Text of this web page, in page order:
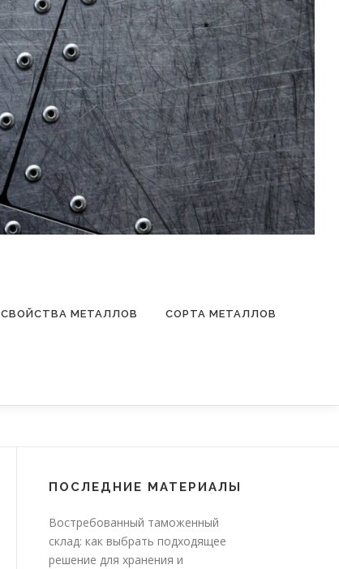
СВОЙСТВА МЕТАЛЛОВ СОРТА МЕТАЛЛОВ
ПОСЛЕДНИЕ МАТЕРИАЛЫ
Востребованный таможенный
склад: как выбрать подходящее
решение для хранения и